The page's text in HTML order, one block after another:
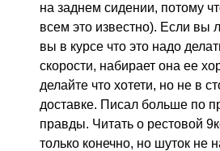
на заднем сидении, потому
всем это известно). Если вы
вы в курсе что это надо
скорости, набирает она ее
делайте что хотети, но не в
доставке. Писал больше по
правды. Читать о рестовой
только конечно, но шуток не